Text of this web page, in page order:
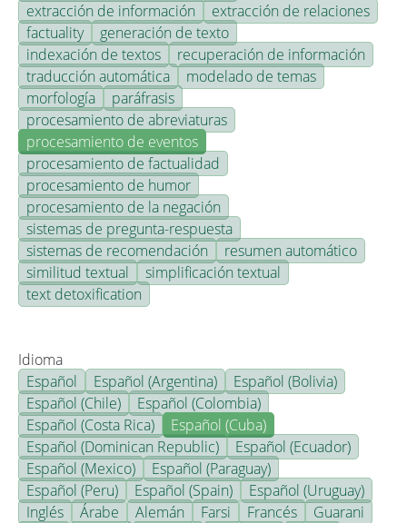
extracción de información
extracción de relaciones
factuality
generación de texto
indexación de textos
recuperación de información
traducción automática
modelado de temas
morfología
paráfrasis
procesamiento de abreviaturas
procesamiento de eventos
procesamiento de factualidad
procesamiento de humor
procesamiento de la negación
sistemas de pregunta-respuesta
sistemas de recomendación
resumen automático
similitud textual
simplificación textual
text detoxification
Idioma
Español
Español (Argentina)
Español (Bolivia)
Español (Chile)
Español (Colombia)
Español (Costa Rica)
Español (Cuba)
Español (Dominican Republic)
Español (Ecuador)
Español (Mexico)
Español (Paraguay)
Español (Peru)
Español (Spain)
Español (Uruguay)
Inglés
Árabe Alemán Farsi Francés
Guarani